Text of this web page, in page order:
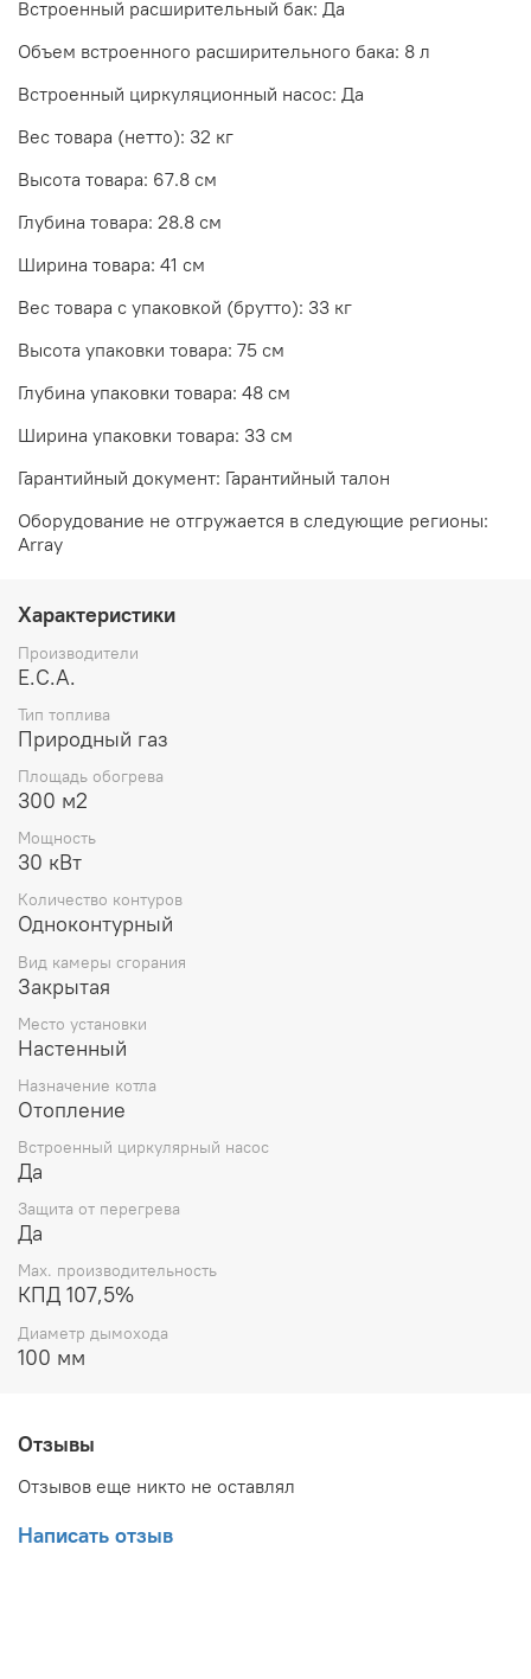
Встроенный расширительный бак: Да
Объем встроенного расширительного бака: 8 л
Встроенный циркуляционный насос: Да
Вес товара (нетто): 32 кг
Высота товара: 67.8 см
Глубина товара: 28.8 см
Ширина товара: 41 см
Вес товара с упаковкой (брутто): 33 кг
Высота упаковки товара: 75 см
Глубина упаковки товара: 48 см
Ширина упаковки товара: 33 см
Гарантийный документ: Гарантийный талон
Оборудование не отгружается в следующие регионы:
Array
Характеристики
Производители
E.C.A.
Тип топлива
Природный газ
Площадь обогрева
300 м2
Мощность
30 кВт
Количество контуров
Одноконтурный
Вид камеры сгорания
Закрытая
Место установки
Настенный
Назначение котла
Отопление
Встроенный циркулярный насос
Да
Защита от перегрева
Да
Max. производительность
КПД 107,5%
Диаметр дымохода
100 мм
Отзывы
Отзывов еще никто не оставлял
Написать отзыв